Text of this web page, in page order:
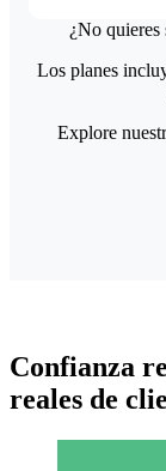
¿No quieres
Los planes
Explore
Confianza
reales de